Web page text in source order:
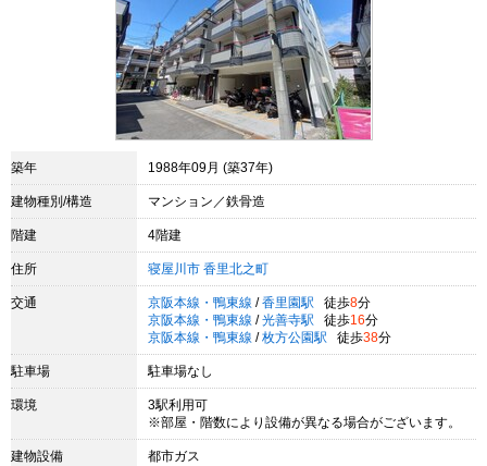
築年 1988年09月 (築37年)
建物種別/構造 マンション／鉄骨造
階建 4階建
住所 寝屋川市 香里北之町
交通 京阪本線・鴨東線 / 香里園駅 徒歩8分
京阪本線・鴨東線 / 光善寺駅 徒歩16分
京阪本線・鴨東線 / 枚方公園駅 徒歩38分
駐車場 駐車場なし
環境
3駅利用可
※部屋・階数により設備が異なる場合がございます。
建物設備
都市ガス